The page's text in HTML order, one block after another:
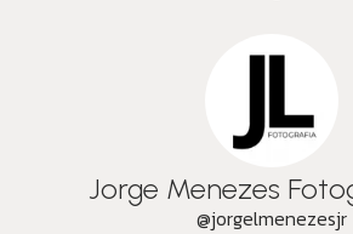
Jorge Menezes
@jorgelmenezesjr